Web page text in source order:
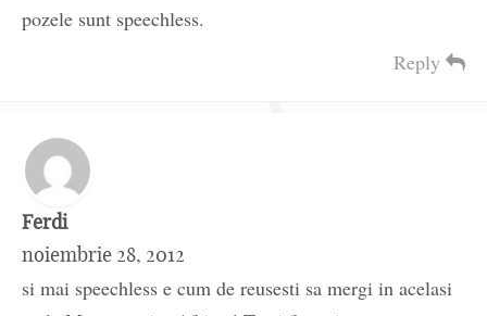
pozele sunt speechless.
Reply
Ferdi
noiembrie 28, 2012
si mai speechless e cum de reusesti sa mergi in acelasi